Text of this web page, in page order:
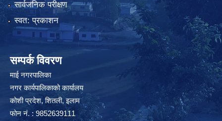
सार्वजनिक परीक्षण
स्वत: प्रकाशन
सम्पर्क विवरण
माई नगरपालिका
नगर कार्यपालिकाको कार्यालय
कोशी प्रदेश, शितली, इलाम
फोन नं. : 9852639111